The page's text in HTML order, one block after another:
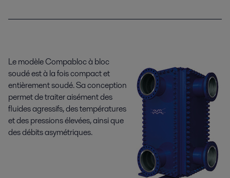
Le modèle Compabloc à bloc
soudé est à la fois compact et
entièrement soudé. Sa conception
permet de traiter aisément des
fluides agressifs, des températures
et des pressions élevées, ainsi que
des débits asymétriques.